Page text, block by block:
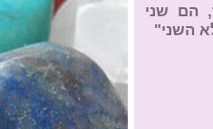
הם שני
השני"